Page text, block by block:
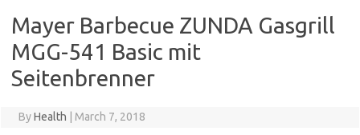
Mayer Barbecue ZUNDA Gasgrill
MGG-541 Basic mit
Seitenbrenner
ByHealth March 7, 2018